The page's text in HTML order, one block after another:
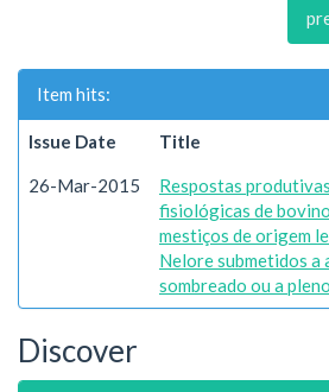
Item hits:
Issue Date Title
26-Mar-2015
Respostas
fisiológicas de
mestiços de origem
Nelore submetidos a
sombreado ou a
Discover